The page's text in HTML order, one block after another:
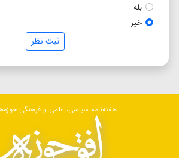
بله
خیر
ثبت نظر
هفته‌نامه سیاسی، علمی و فرهنگی